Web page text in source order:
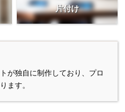
片付け
が独自に制作しており、プロ
ます。